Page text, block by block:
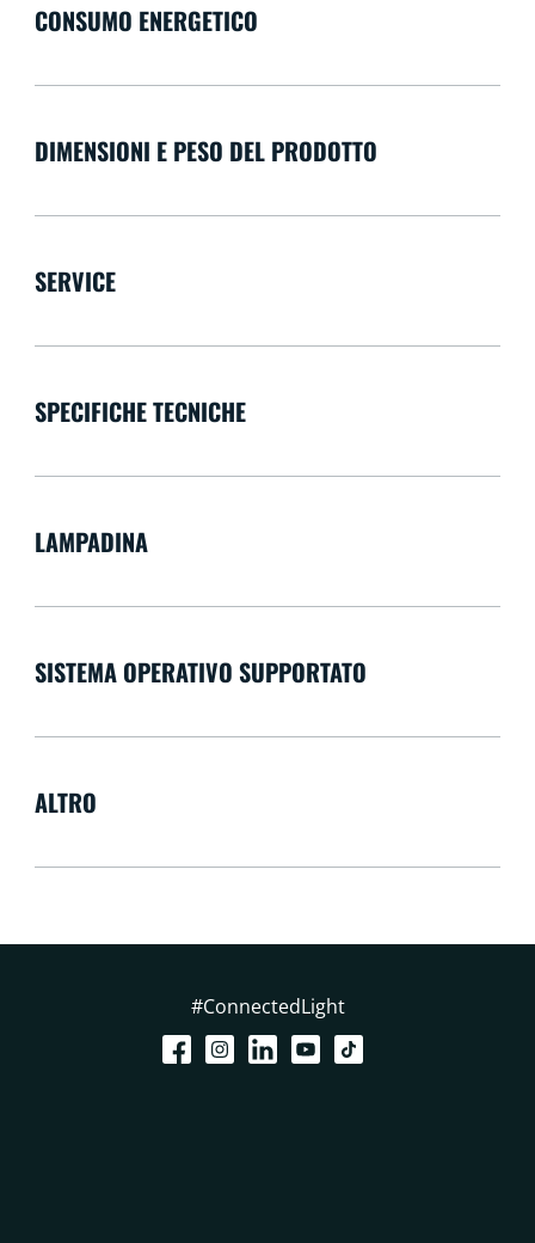
CONSUMO ENERGETICO
DIMENSIONI E PESO DEL PRODOTTO
SERVICE
SPECIFICHE TECNICHE
LAMPADINA
SISTEMA OPERATIVO SUPPORTATO
ALTRO
#ConnectedLight